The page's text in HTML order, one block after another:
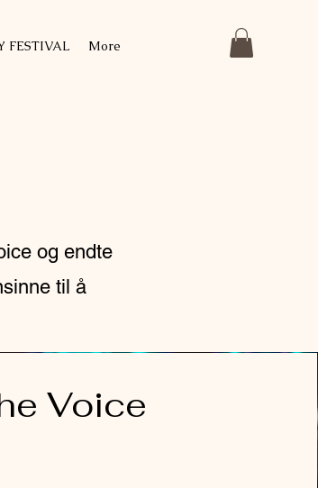
FESTIVAL More
og endte
til å
Voice